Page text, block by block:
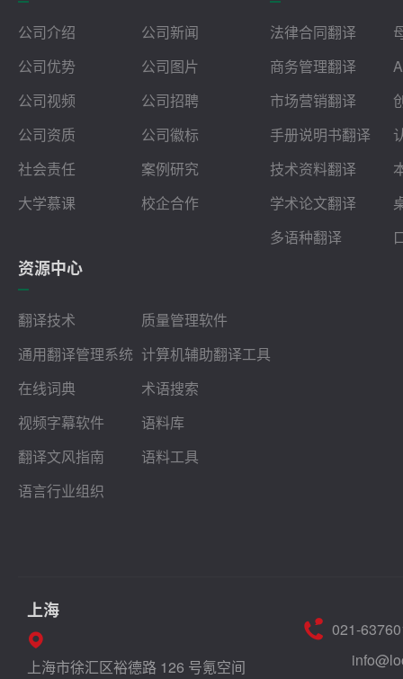
公司介绍
公司新闻
公司优势
公司图片
公司视频
公司招聘
公司资质
公司徽标
社会责任
案例研究
大学慕课
校企合作
法律合同翻译
商务管理翻译
市场营销翻译
手册说明书翻译
技术资料翻译
学术论文翻译
多语种翻译
资源中心
翻译技术
质量管理软件
通用翻译管理系统 计算机辅助翻译工具
在线词典
术语搜索
视频字幕软件
语料库
翻译文风指南
语料工具
语言行业组织
021-
上海
上海市徐汇区裕德路 126 号氪空间